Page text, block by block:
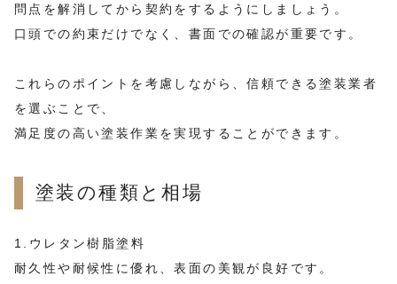
問点を解消してから契約をするようにしましょう。
口頭での約束だけでなく、書面での確認が重要です。
これらのポイントを考慮しながら、信頼できる塗装業者
を選ぶことで、
満足度の高い塗装作業を実現することができます。
塗装の種類と相場
1.ウレタン樹脂塗料
耐久性や耐候性に優れ、表面の美観が良好です。